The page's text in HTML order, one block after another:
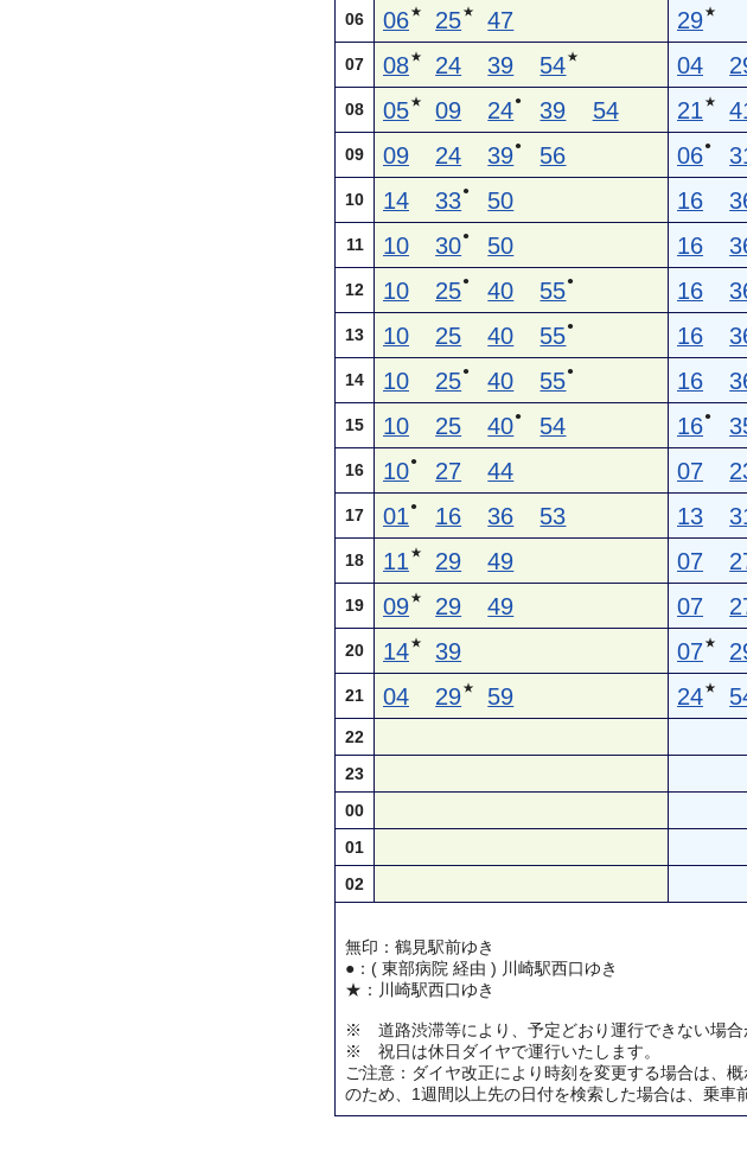
06 06★ 25★ 47 29★
07 08★ 24 39 54★ 04
08 05★ 09 24● 39 54 21 ★
09 09 24 39● 56 06●
10 14 33● 50 16
11 10 30● 50 16
12 10 25● 40 55● 16
13 10 25 40 55● 16
14 10 25● 40 55● 16
15 10 25 40● 54 16●
16 10● 27 44 07
17 01 ● 16 36 53 13
18 11 ★ 29 49 07
19 09★ 29 49 07
20 14★ 39 07★
21 04 29★ 59 24★
22
23
00
01
02
無印：鶴見駅前ゆき
●：( 東部病院 経由 ) 川崎駅西口ゆき
★：川崎駅西口ゆき
※ 道路渋滞等により、予定どおり運行できない場合
※ 祝日は休日ダイヤで運行いたします。
ご注意：ダイヤ改正により時刻を変更する場合は、
のため、1週間以上先の日付を検索した場合は、乗車